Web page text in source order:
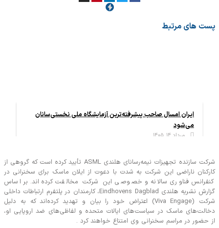
های مرتبط
ایران امسال صاحب پیشرفته‌ترین آزمایشگاه ملی نخستی‌سانان
می‌شود
مرداد ۱۴, ۱۴۰۵
شرکت سازنده تجهیزات نیمه‌رسانای هلندی ASML تأیید کرده است که گروهی از
ناراضی این شرکت به شدت با دعوت از ایلان ماسک برای سخنرانی در
فناوری سالانه و خصوصی این شرکت مخالفت کرده‌اند. بر اساس
گزارش نشریه هلندی Eindhovens Dagblad، کارمندان در پلتفرم ارتباطات داخلی
شرکت (Viva Engage) اعتراض خود را بیان و تهدید کرده‌اند که به دلیل
ماسک در سیاست‌های ایالات متحده و لفاظی‌های ضد اروپایی او،
حضور در مراسم سخنرانی وی امتناع خواهند کرد .